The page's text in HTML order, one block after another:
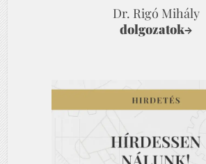
Dr. Rigó Mihály
dolgozatok→